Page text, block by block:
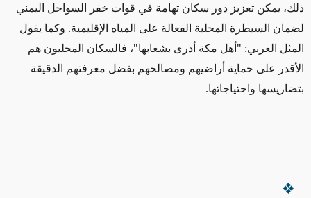
ذلك، يمكن تعزيز دور سكان تهامة في قوات خفر السواحل اليمني
لضمان السيطرة المحلية الفعالة على المياه الإقليمية. وكما يقول
المثل العربي: " أهل مكة أدرى بشعابها"، فالسكان المحليون هم
الأقدر على حماية أراضيهم ومصالحهم بفضل معرفتهم الدقيقة
بتضاريسها واحتياجاتها.